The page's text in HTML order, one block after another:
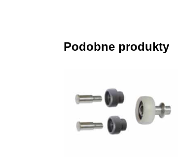
Podobne produkty